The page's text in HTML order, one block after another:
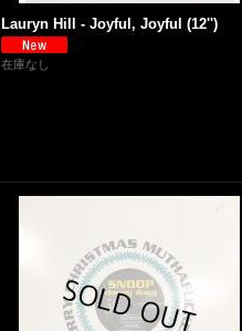
Lauryn Hill - Joyful, Joyful (12'')
在庫なし